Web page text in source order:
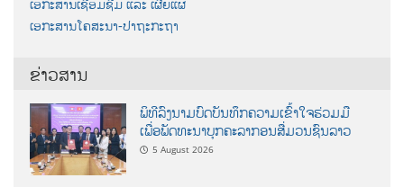
ເອກະສານເຊື່ອມຊືມ ແລະ ເຜີຍແຜ່
ເອກະສານໂຄສະນາ-ປາຖະກະຖາ
ຂ່າວສານ
ພິທີລົງນາມບົດບັນທຶກຄວາມເຂົ້າໃຈຮ່ວມມື
ເພື່ອພັດທະນາບຸກຄະລາກອນສື່ມວນຊົນລາວ
5 August 2026